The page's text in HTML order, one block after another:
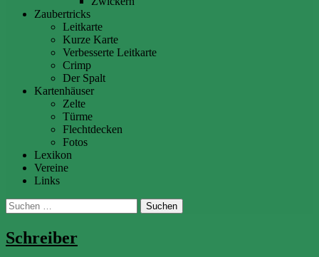
Zaubertricks
Leitkarte
Kurze Karte
Verbesserte Leitkarte
Crimp
Der Spalt
Kartenhäuser
Zelte
Türme
Flechtdecken
Fotos
Lexikon
Vereine
Links
Suchen
nach:
Schreiber